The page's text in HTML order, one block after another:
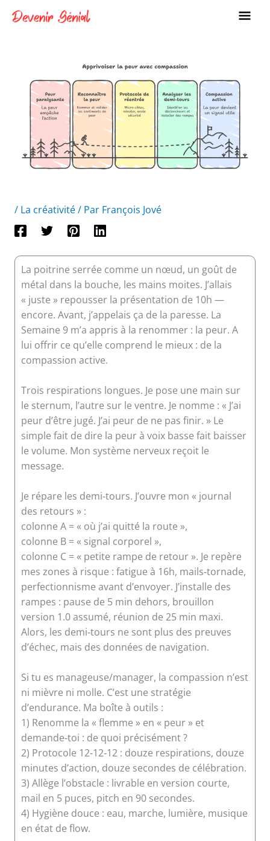
/ La créativité/ Par François Jové
La poitrine serrée comme un nœud, un goût de
métal dans la bouche, les mains moites. J’allais
« juste » repousser la présentation de 10h —
encore. Avant, j’appelais ça de la paresse. La
Semaine 9 m’a appris à la renommer : la peur. A
lui offrir ce qu’elle comprend le mieux : de la
compassion active.
Trois respirations longues. Je pose une main sur
le sternum, l’autre sur le ventre. Je nomme : « J’ai
peur d’être jugé. J’ai peur de ne pas finir. » Le
simple fait de dire la peur à voix basse fait baisser
le volume. Mon système nerveux reçoit le
message.
Je répare les demi‑tours. J’ouvre mon « journal
des retours » :
colonne A = « où j’ai quitté la route »,
colonne B = « signal corporel »,
colonne C = « petite rampe de retour ». Je repère
mes zones à risque : fatigue à 16h, mails‑tornade,
perfectionnisme avant d’envoyer. J’installe des
rampes : pause de 5 min dehors, brouillon
version 1.0 assumé, réunion de 25 min maxi.
Alors, les demi‑tours ne sont plus des preuves
d’échec, mais des données de navigation.
Si tu es manageuse/manager, la compassion n’est
ni mièvre ni molle. C’est une stratégie
d’endurance. Ma boîte à outils :
1) Renomme la « flemme » en « peur » et
demande‑toi : de quoi précisément ?
2) Protocole 12‑12‑12 : douze respirations, douze
minutes d’action, douze secondes de célébration.
3) Allège l’obstacle : livrable en version courte,
mail en 5 puces, pitch en 90 secondes.
4) Hygiène douce : eau, marche, lumière, musique
en état de flow.